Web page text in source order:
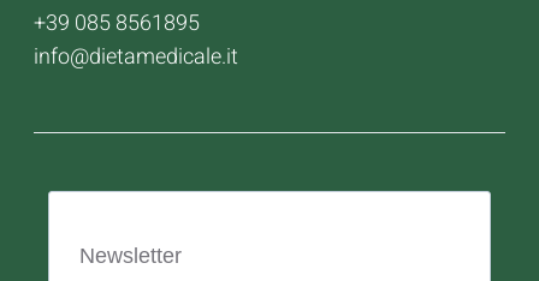
+39 085 8561895
info@dietamedicale.it
Newsletter